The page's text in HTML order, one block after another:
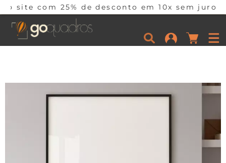
25% de desconto em 10x sem juros por